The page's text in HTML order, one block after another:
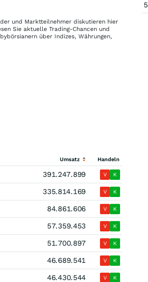
und Marktteilnehmer diskutieren hier
Sie aktuelle Trading-Chancen und
über Indizes, Währungen,
Umsatz Handeln
391.247.899 V K
335.814.169 V K
84.861.606 V K
57.359.453 V K
51.700.897 V K
46.689.541 V K
46.430.544 V K